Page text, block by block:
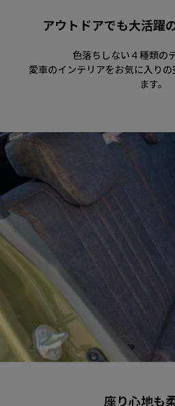
アウトドアでも大活躍
色落ちしない４種類の
愛車のインテリアをお気に入り
ます。
座り心地も